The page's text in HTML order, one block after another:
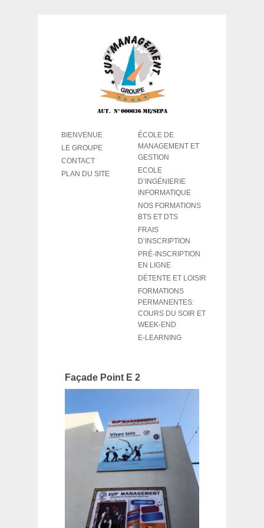
ÉCOLE DE
MANAGEMENT ET
GESTION
ECOLE
D’INGÉNIERIE
INFORMATIQUE
NOS FORMATIONS
BTS ET DTS
FRAIS
D’INSCRIPTION
PRÉ-INSCRIPTION
EN LIGNE
DÉTENTE ET LOISIR
FORMATIONS
PERMANENTES:
COURS DU SOIR ET
WEEK-END
E-LEARNING
BIENVENUE
LE GROUPE
CONTACT
PLAN DU SITE
Façade Point E 2